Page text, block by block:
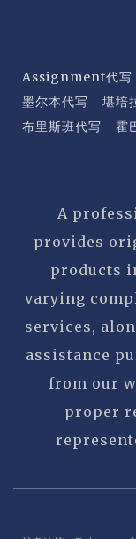
Assignment代写
墨尔本代写
堪培
布里斯班代写
霍
A
provides
products
varying
services,
assistance
from our
proper